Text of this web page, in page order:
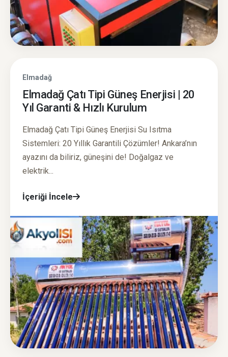
Elmadağ
Elmadağ Çatı Tipi Güneş Enerjisi | 20
Yıl Garanti & Hızlı Kurulum
Elmadağ Çatı Tipi Güneş Enerjisi Su Isıtma
Sistemleri: 20 Yıllık Garantili Çözümler! Ankara’nın
ayazını da biliriz, güneşini de! Doğalgaz ve
elektrik...
İçeriği İncele